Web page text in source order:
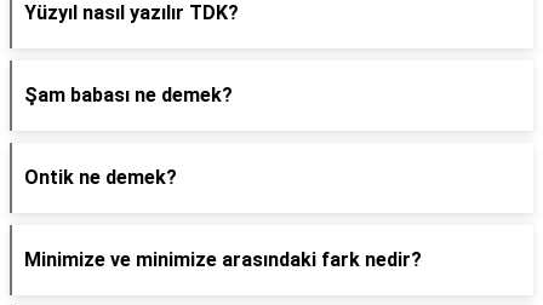
Yüzyıl nasıl yazılır TDK?
Şam babası ne demek?
Ontik ne demek?
Minimize ve minimize arasındaki fark nedir?